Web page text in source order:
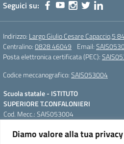
Diamo valore alla tua privacy
Seguici su:
Indirizzo: Largo Giulio Cesare Capaccio,5
Centralino:0828 46049 Email:
Posta elettronica certificata (PEC):
Codice meccanografico:SAIS053004
Scuola statale - ISTITUTO
SUPERIORE T.CONFALONIERI
Cod. Mecc.: SAIS053004
84022 Campagna(SA)